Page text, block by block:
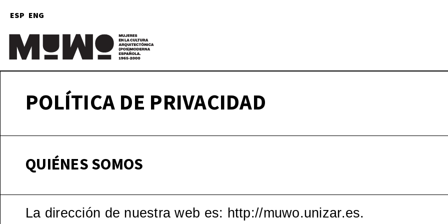
ESP ENG
MuWo – Mujeres en la
(pos)moderna española,
POLÍTICA DE PRIVACIDAD
QUIÉNES SOMOS
La dirección de nuestra web es: http://muwo.unizar.es.